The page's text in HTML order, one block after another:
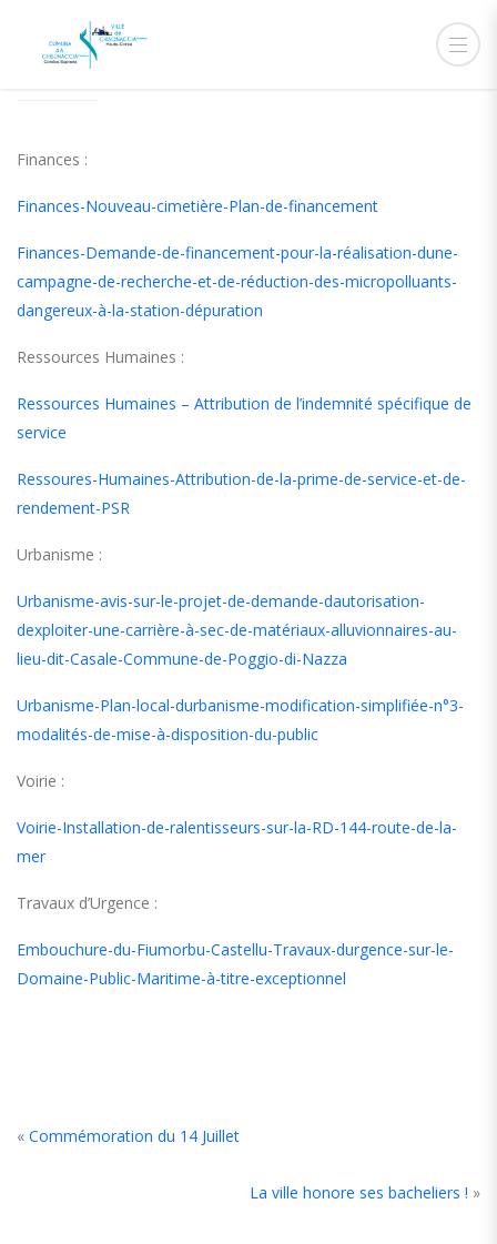
17 JUILLET 2018
Finances :
Finances-Nouveau-cimetière-Plan-de-financement
Finances-Demande-de-financement-pour-la-réalisation-dune-
campagne-de-recherche-et-de-réduction-des-micropolluants-
dangereux-à-la-station-dépuration
Ressources Humaines :
Ressources Humaines – Attribution de l’indemnité spécifique de
service
Ressoures-Humaines-Attribution-de-la-prime-de-service-et-de-
rendement-PSR
Urbanisme :
Urbanisme-avis-sur-le-projet-de-demande-dautorisation-
dexploiter-une-carrière-à-sec-de-matériaux-alluvionnaires-au-
lieu-dit-Casale-Commune-de-Poggio-di-Nazza
Urbanisme-Plan-local-durbanisme-modification-simplifiée-n°3-
modalités-de-mise-à-disposition-du-public
Voirie :
Voirie-Installation-de-ralentisseurs-sur-la-RD-144-route-de-la-
mer
Travaux d’Urgence :
Embouchure-du-Fiumorbu-Castellu-Travaux-durgence-sur-le-
Domaine-Public-Maritime-à-titre-exceptionnel
« Commémoration du 14 Juillet
La ville honore ses bacheliers ! »